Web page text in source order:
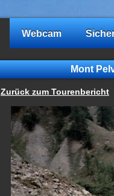
Webcam
Mont
Zurück zum Tourenbericht